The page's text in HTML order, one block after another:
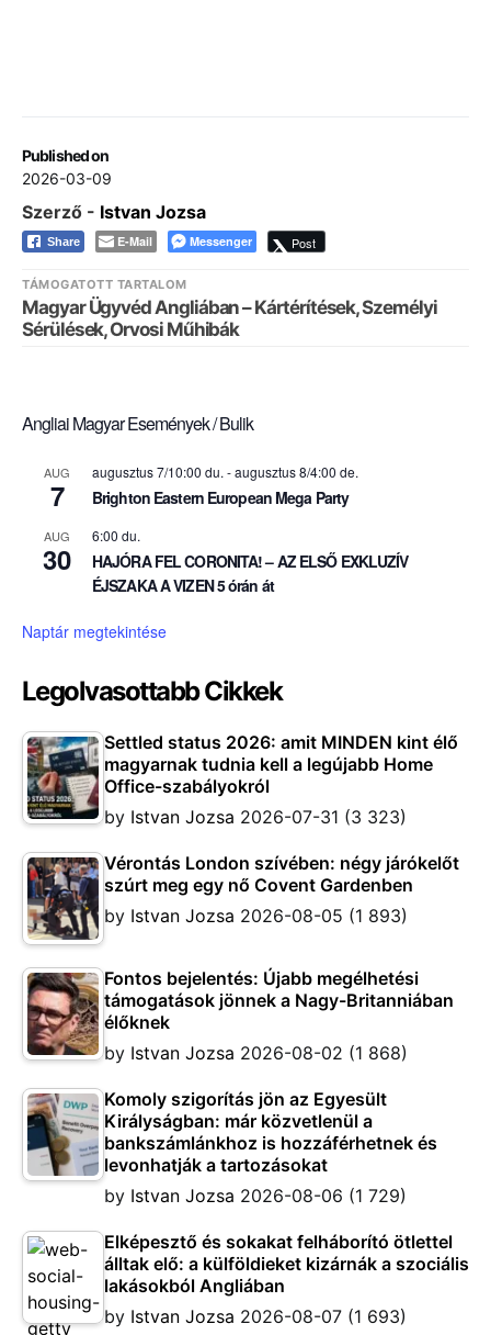
Published on
2026-03-09
Szerző - Istvan Jozsa
Share E-Mail Messenger Post
TÁMOGATOTT TARTALOM
Magyar Ügyvéd Angliában – Kártérítések, Személyi
Sérülések, Orvosi Műhibák
Angliai Magyar Események / Bulik
AUG
7
augusztus 7/10:00 du. -augusztus 8/4:00 de.
Brighton Eastern European Mega Party
AUG
30
6:00 du.
HAJÓRA FEL CORONITA! – AZ ELSŐ EXKLUZÍV
ÉJSZAKA A VIZEN 5 órán át
Naptár megtekintése
Legolvasottabb Cikkek
Settled status 2026: amit MINDEN kint élő
magyarnak tudnia kell a legújabb Home
Office-szabályokról
by Istvan Jozsa 2026-07-31 (3 323)
Vérontás London szívében: négy járókelőt
szúrt meg egy nő Covent Gardenben
by Istvan Jozsa 2026-08-05 (1 893)
Fontos bejelentés: Újabb megélhetési
támogatások jönnek a Nagy-Britanniában
élőknek
by Istvan Jozsa 2026-08-02 (1 868)
Komoly szigorítás jön az Egyesült
Királyságban: már közvetlenül a
bankszámlánkhoz is hozzáférhetnek és
levonhatják a tartozásokat
by Istvan Jozsa 2026-08-06 (1 729)
Elképesztő és sokakat felháborító ötlettel
álltak elő: a külföldieket kizárnák a szociális
lakásokból Angliában
by Istvan Jozsa 2026-08-07 (1 693)